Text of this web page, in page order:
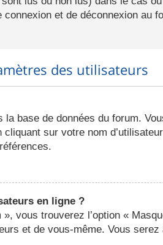
et de déconnexion au
des utilisateurs
base de données du forum.
sur votre nom
en ligne ?
vous trouverez l’option «
et de vous-même. Vous